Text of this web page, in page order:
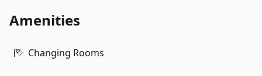
Amenities
Changing Rooms